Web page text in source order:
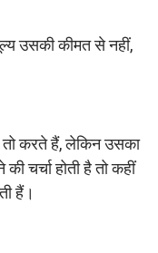
उसकी कीमत से नहीं,
करते हैं, लेकिन उसका
चर्चा होती है तो कहीं
हैं।